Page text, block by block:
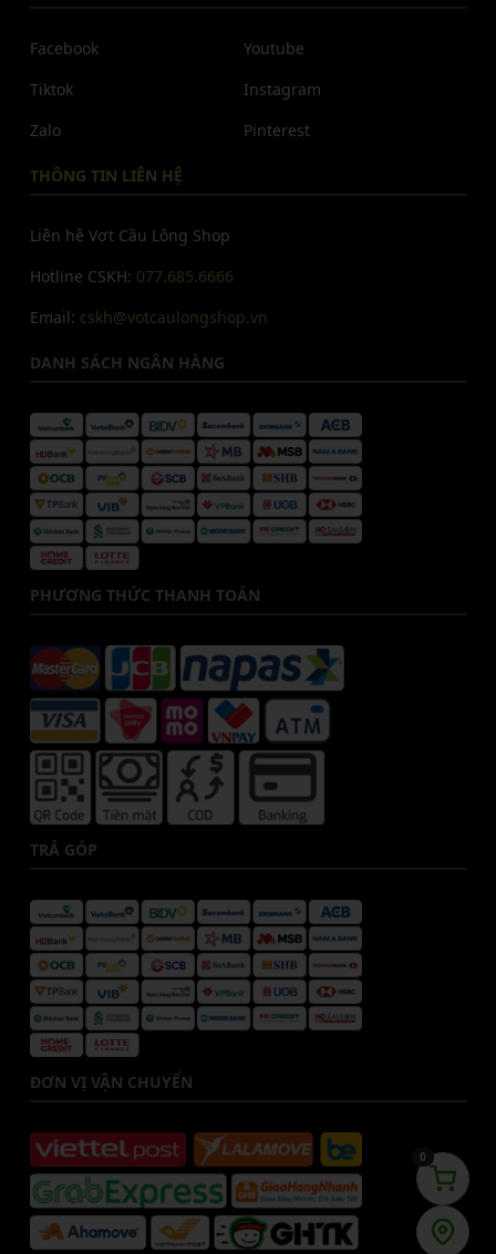
Facebook
Tiktok
Zalo
Youtube
Instagram
Pinterest
THÔNG TIN LIÊN HỆ
Liên hệ Vợt Cầu Lông Shop
Hotline CSKH: 077.685.6666
Email: cskh@votcaulongshop.vn
DANH SÁCH NGÂN HÀNG
PHƯƠNG THỨC THANH TOÁN
TRẢ GÓP
ĐƠN VỊ VẬN CHUYỂN
0